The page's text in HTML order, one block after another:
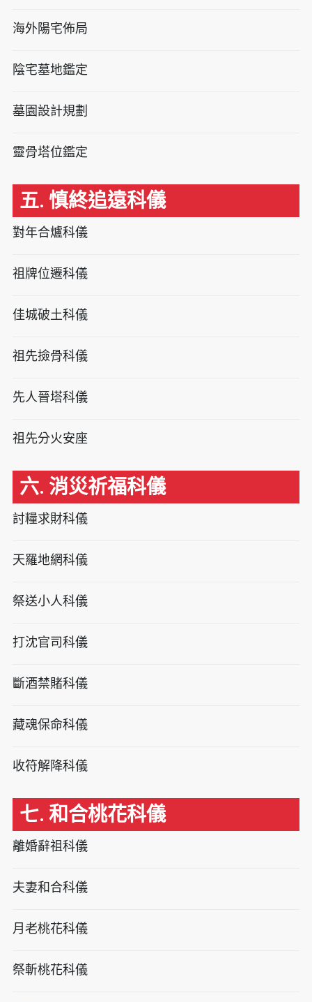
海外陽宅佈局
陰宅墓地鑑定
墓園設計規劃
靈骨塔位鑑定
五. 慎終追遠科儀
對年合爐科儀
祖牌位遷科儀
佳城破土科儀
祖先撿骨科儀
先人晉塔科儀
祖先分火安座
六. 消災祈福科儀
討糧求財科儀
天羅地網科儀
祭送小人科儀
打沈官司科儀
斷酒禁賭科儀
藏魂保命科儀
收符解降科儀
七. 和合桃花科儀
離婚辭祖科儀
夫妻和合科儀
月老桃花科儀
祭斬桃花科儀